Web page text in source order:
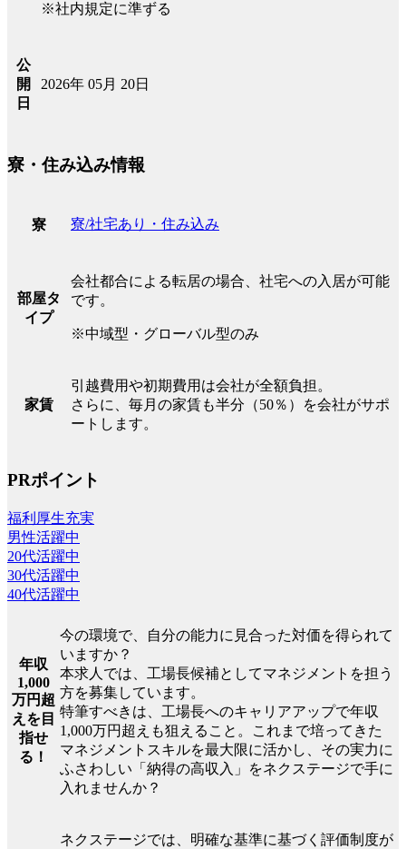
※社内規定に準ずる
公
開
日
2026年 05月 20日
寮・住み込み情報
寮 寮/社宅あり・住み込み
部屋タ
イプ
会社都合による転居の場合、社宅への入居が可能
です。
※中域型・グローバル型のみ
家賃
引越費用や初期費用は会社が全額負担。
さらに、毎月の家賃も半分（50％）を会社がサポ
ートします。
PRポイント
福利厚生充実
男性活躍中
20代活躍中
30代活躍中
40代活躍中
年収
1,000
万円超
えを目
指せ
る！
今の環境で、自分の能力に見合った対価を得られて
いますか？
本求人では、工場長候補としてマネジメントを担う
方を募集しています。
特筆すべきは、工場長へのキャリアアップで年収
1,000万円超えも狙えること。これまで培ってきた
マネジメントスキルを最大限に活かし、その実力に
ふさわしい「納得の高収入」をネクステージで手に
入れませんか？
ネクステージでは、明確な基準に基づく評価制度が